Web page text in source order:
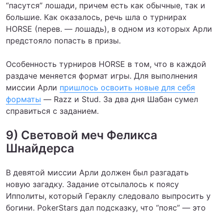
“пасутся” лошади, причем есть как обычные, так и
большие. Как оказалось, речь шла о турнирах
HORSE (перев. — лошадь), в одном из которых Арли
предстояло попасть в призы.
Особенность турниров HORSE в том, что в каждой
раздаче меняется формат игры. Для выполнения
миссии Арли пришлось освоить новые для себя
форматы — Razz и Stud. За два дня Шабан сумел
справиться с заданием.
9) Световой меч Феликса
Шнайдерса
В девятой миссии Арли должен был разгадать
новую загадку. Задание отсылалось к поясу
Ипполиты, который Гераклу следовало выпросить у
богини. PokerStars дал подсказку, что “пояс” — это